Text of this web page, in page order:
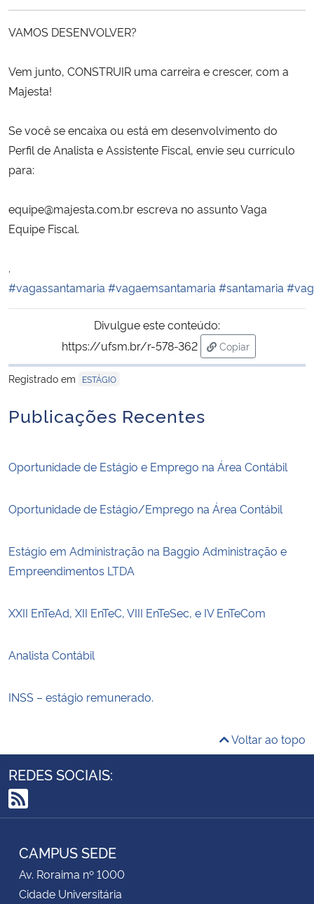
Ministério da Cidadania
Ministério de Minas e Energia
Ministério do Desenvolvimento Regional
Controladoria-Geral da União
Ministério da Mulher, da Família e dos Direitos Humanos
Secretaria-Geral
Secretaria de Governo
Gabinete de Segurança Institucional
VAMOS DESENVOLVER?
Vem junto, CONSTRUIR uma carreira e crescer, com a
Majesta!
Se você se encaixa ou está em desenvolvimento do
Perfil de Analista e Assistente Fiscal, envie seu currículo
para:
equipe@majesta.com.br escreva no assunto Vaga
Equipe Fiscal.
.
#vagassantamaria #vagaemsantamaria #santamaria
Divulgue este conteúdo:
https://ufsm.br/r-578-362
Copiar
para área de
Registrado em
ESTÁGIO
Publicações Recentes
Oportunidade de Estágio e Emprego na Área Contábil
Oportunidade de Estágio/Emprego na Área Contábil
Estágio em Administração na Baggio Administração e
Empreendimentos LTDA
XXII EnTeAd, XII EnTeC, VIII EnTeSec, e IV EnTeCom
Analista Contábil
INSS – estágio remunerado.
Voltar ao topo
REDES SOCIAIS:
RSS
CAMPUS SEDE
Av. Roraima nº 1000
Cidade Universitária